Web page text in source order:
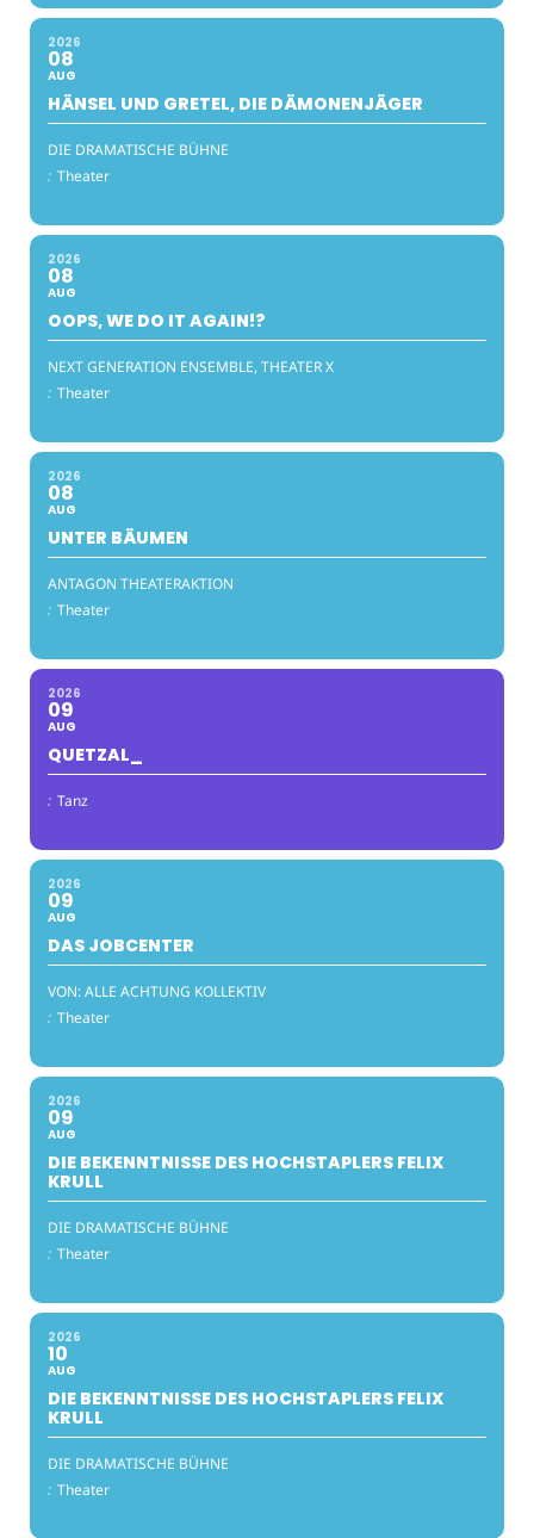
2026
08
AUG
HÄNSEL UND GRETEL, DIE DÄMONENJÄGER
DIE DRAMATISCHE BÜHNE
: Theater
2026
08
AUG
OOPS, WE DO IT AGAIN!?
NEXT GENERATION ENSEMBLE, THEATER X
: Theater
2026
08
AUG
UNTER BÄUMEN
ANTAGON THEATERAKTION
: Theater
2026
09
AUG
QUETZAL_
: Tanz
2026
09
AUG
DAS JOBCENTER
VON: ALLE ACHTUNG KOLLEKTIV
: Theater
2026
09
AUG
DIE BEKENNTNISSE DES HOCHSTAPLERS FELIX
KRULL
DIE DRAMATISCHE BÜHNE
: Theater
2026
10
AUG
DIE BEKENNTNISSE DES HOCHSTAPLERS FELIX
KRULL
DIE DRAMATISCHE BÜHNE
: Theater